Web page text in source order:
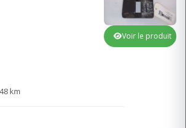
km
Voir le produit